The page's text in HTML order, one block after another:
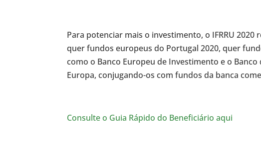
Para potenciar mais o investimento, o IFRRU
quer fundos europeus do Portugal 2020, quer
como o Banco Europeu de Investimento e o
Europa, conjugando-os com fundos da banca
Consulte o Guia Rápido do Beneficiário aqui